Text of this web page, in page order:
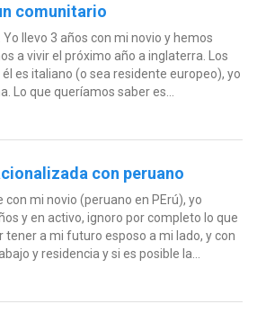
comunitario
llevo 3 años con mi novio y hemos
a vivir el próximo año a inglaterra. Los
es italiano (o sea residente europeo), yo
Lo que queríamos saber es...
con peruano
con mi novio (peruano en PErú), yo
y en activo, ignoro por completo lo que
tener a mi futuro esposo a mi lado, y con
y residencia y si es posible la...